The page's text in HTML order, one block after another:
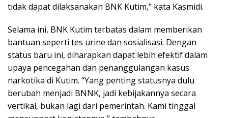
tidak dapat dilaksanakan BNK Kutim,” kata Kasmidi.
Selama ini, BNK Kutim terbatas dalam memberikan
bantuan seperti tes urine dan sosialisasi. Dengan
status baru ini, diharapkan dapat lebih efektif dalam
upaya pencegahan dan penanggulangan kasus
narkotika di Kutim. “Yang penting statusnya dulu
berubah menjadi BNNK, jadi kebijakannya secara
vertikal, bukan lagi dari pemerintah. Kami tinggal